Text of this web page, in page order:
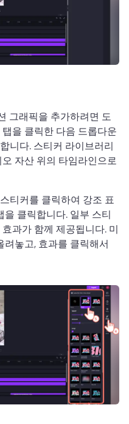
그래픽을 추가하려면 도
을 클릭한 다음 드롭다운
니다. 스티커 라이브러리
자산 위의 타임라인으로
티커를 클릭하여 강조 표
을 클릭합니다. 일부 스티
과가 함께 제공됩니다. 미
놓고, 효과를 클릭해서